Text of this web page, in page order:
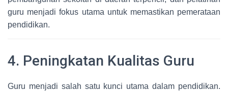
guru menjadi fokus utama untuk memastikan pemerataan
pendidikan.
4. Peningkatan Kualitas Guru
Guru menjadi salah satu kunci utama dalam pendidikan.